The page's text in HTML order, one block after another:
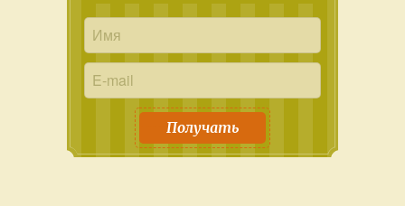
Получать